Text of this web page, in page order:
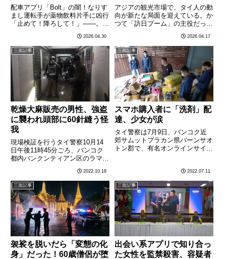
プ
配車アプリ「Bolt」の闇！なりす
まし運転手が薬物飲料片手に凶行
「止めて！降ろして！」——。深
は、冷酷な加速音にかき消され
た。大手配車アプリ「Bolt（ボル
ト）」のバイクタクシーに乗車し
た女子学生（17）が目的………
2026.04.30
図
アジアの観光市場で、タイ人の動
向が新たな局面を迎えている。か
つて「訪日ブーム」の主役だった
り、中国や周辺国へとその触手を
急速に広げている。背景にあるの
は、相互のビザ免除措置による利
便性向上と、中国政府・企業に
よ………
2026.04.17
三面記事
乾燥大麻販売の男性、強盗
に襲われ頭部に60針縫う怪
我
現場検証を行うタイ警察10月14
日午後11時45分ごろ、バンコク
都内バンクンティアン区のラマ２
銃で武装した強盗およそ10人が
押し入り、乾燥大麻販売業の男性
１人が銃床で頭部を殴られるなど
し金品を奪われた。男性は
頭………
2022.10.18
三面記事
スマホ購入者に「洗剤」配
達、少女が涙
タイ警察は7月9日、バンコク近
郊サムットプラカン県バーンサオ
トン郡で、有名オンラインサイト
り付けていたショップの家宅捜索
を行い、チェンマイ出身の男
（23）を詐欺容疑などで逮捕し
たと………
2022.07.11
三面記事
袈裟を脱いだら「変態の化
身」だった！60歳僧侶が堕
三面記事
出会い系アプリで知り合っ
た女性を監禁殺害、容疑者